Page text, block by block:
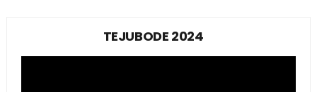
TEJUBODE 2024